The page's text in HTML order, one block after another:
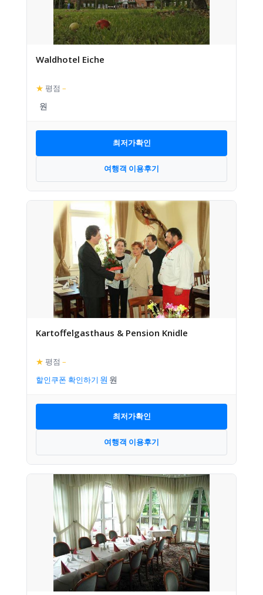
Waldhotel Eiche
★ 평점 –
최저가확인
여행객 이용후기
Kartoffelgasthaus & Pension Knidle
★ 평점 –
할인쿠폰 확인하기
최저가확인
여행객 이용후기